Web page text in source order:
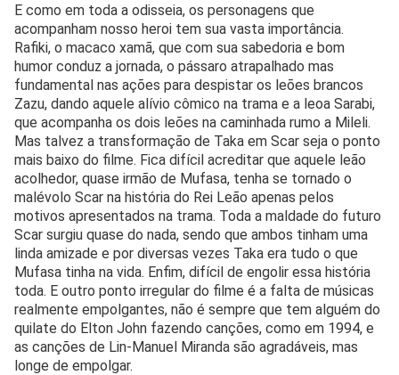
E como em toda a odisseia, os personagens que
acompanham nosso heroi tem sua vasta importância.
Rafiki, o macaco xamã, que com sua sabedoria e bom
humor conduz a jornada, o pássaro atrapalhado mas
fundamental nas ações para despistar os leões brancos
Zazu, dando aquele alívio cômico na trama e a leoa Sarabi,
que acompanha os dois leões na caminhada rumo a Mileli.
Mas talvez a transformação de Taka em Scar seja o ponto
mais baixo do filme. Fica difícil acreditar que aquele leão
acolhedor, quase irmão de Mufasa, tenha se tornado o
malévolo Scar na história do Rei Leão apenas pelos
motivos apresentados na trama. Toda a maldade do futuro
Scar surgiu quase do nada, sendo que ambos tinham uma
linda amizade e por diversas vezes Taka era tudo o que
Mufasa tinha na vida. Enfim, difícil de engolir essa história
toda. E outro ponto irregular do filme é a falta de músicas
realmente empolgantes, não é sempre que tem alguém do
quilate do Elton John fazendo canções, como em 1994, e
as canções de Lin-Manuel Miranda são agradáveis, mas
longe de empolgar.